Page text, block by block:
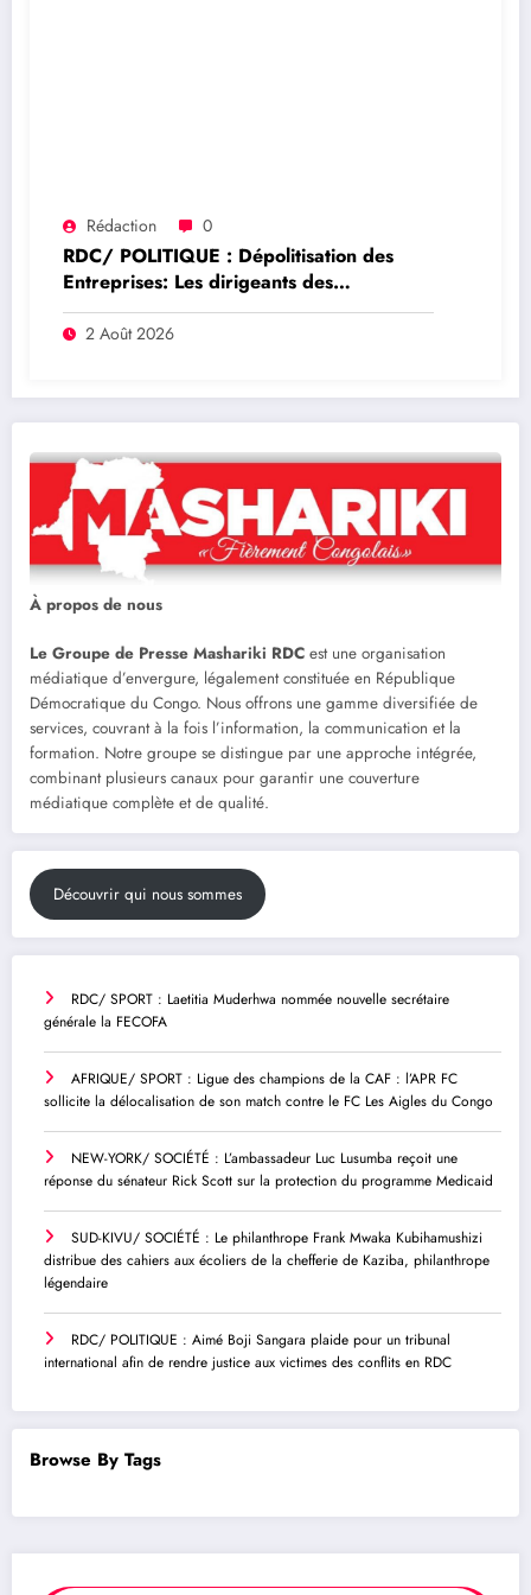
Rédaction 0
RDC/ POLITIQUE : Dépolitisation des
Entreprises: Les dirigeants des
entreprises publiques bientôt recrutés par
concours
2 Août 2026
À propos de nous
Le Groupe de Presse Mashariki RDC est une organisation
médiatique d’envergure, légalement constituée en République
Démocratique du Congo. Nous offrons une gamme diversifiée de
services, couvrant à la fois l’information, la communication et la
formation. Notre groupe se distingue par une approche intégrée,
combinant plusieurs canaux pour garantir une couverture
médiatique complète et de qualité.
Découvrir qui nous sommes
RDC/ SPORT : Laetitia Muderhwa nommée nouvelle secrétaire
générale la FECOFA
AFRIQUE/ SPORT : Ligue des champions de la CAF : l’APR FC
sollicite la délocalisation de son match contre le FC Les Aigles du Congo
NEW-YORK/ SOCIÉTÉ : L’ambassadeur Luc Lusumba reçoit une
réponse du sénateur Rick Scott sur la protection du programme Medicaid
SUD-KIVU/ SOCIÉTÉ : Le philanthrope Frank Mwaka Kubihamushizi
distribue des cahiers aux écoliers de la chefferie de Kaziba, philanthrope
légendaire
RDC/ POLITIQUE : Aimé Boji Sangara plaide pour un tribunal
international afin de rendre justice aux victimes des conflits en RDC
Browse By Tags